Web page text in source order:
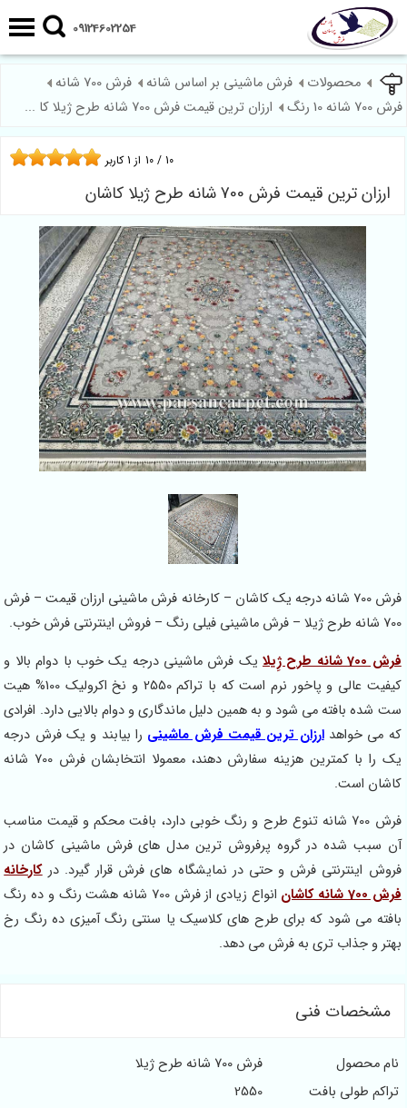
09124602254
محصولات فرش ماشینی بر اساس شانه
فرش 700 شانه
فرش 700 شانه 10 رنگ
ارزان ترین قیمت فرش 700 شانه طرح ژیلا کا ...
ارزان ترین قیمت فرش 700 شانه طرح ژیلا کاشان
10 / 10 از 1کاربر
فرش 700 شانه درجه یک کاشان – کارخانه فرش ماشینی ارزان قیمت – فرش
700 شانه طرح ژیلا – فرش ماشینی فیلی رنگ – فروش اینترنتی فرش خوب.
فرش 700 شانه طرح ژِیلا
یک فرش ماشینی درجه یک خوب با دوام بالا و
کیفیت عالی و پاخور نرم است که با تراکم 2550 و نخ اکرولیک 100% هیت
ست شده بافته می شود و به همین دلیل ماندگاری و دوام بالایی دارد. افرادی
که می خواهدارزان ترین قیمت فرش ماشینی را بیابند و یک فرش درجه
یک را با کمترین هزینه سفارش دهند، معمولا انتخابشان فرش 700 شانه
کاشان است.
فرش 700 شانه تنوع طرح و رنگ خوبی دارد، بافت محکم و قیمت مناسب
آن سبب شده در گروه پرفروش ترین مدل های فرش ماشینی کاشان در
فروش اینترنتی فرش و حتی در نمایشگاه های فرش قرار گیرد. درکارخانه
فرش 700 شانه کاشان
انواع زیادی از فرش 700 شانه هشت رنگ و ده رنگ
بافته می شود که برای طرح های کلاسیک یا سنتی رنگ آمیزی ده رنگ رخ
بهتر و جذاب تری به فرش می دهد.
مشخصات فنی
نام محصول
فرش 700 شانه طرح ژیلا
تراکم طولی بافت
2550